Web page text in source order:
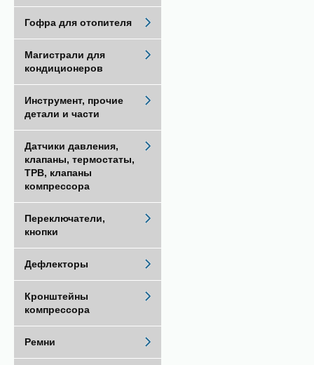
Гофра для отопителя
Магистрали для
кондиционеров
Инструмент, прочие
детали и части
Датчики давления,
клапаны, термостаты,
ТРВ, клапаны
компрессора
Переключатели,
кнопки
Дефлекторы
Кронштейны
компрессора
Ремни